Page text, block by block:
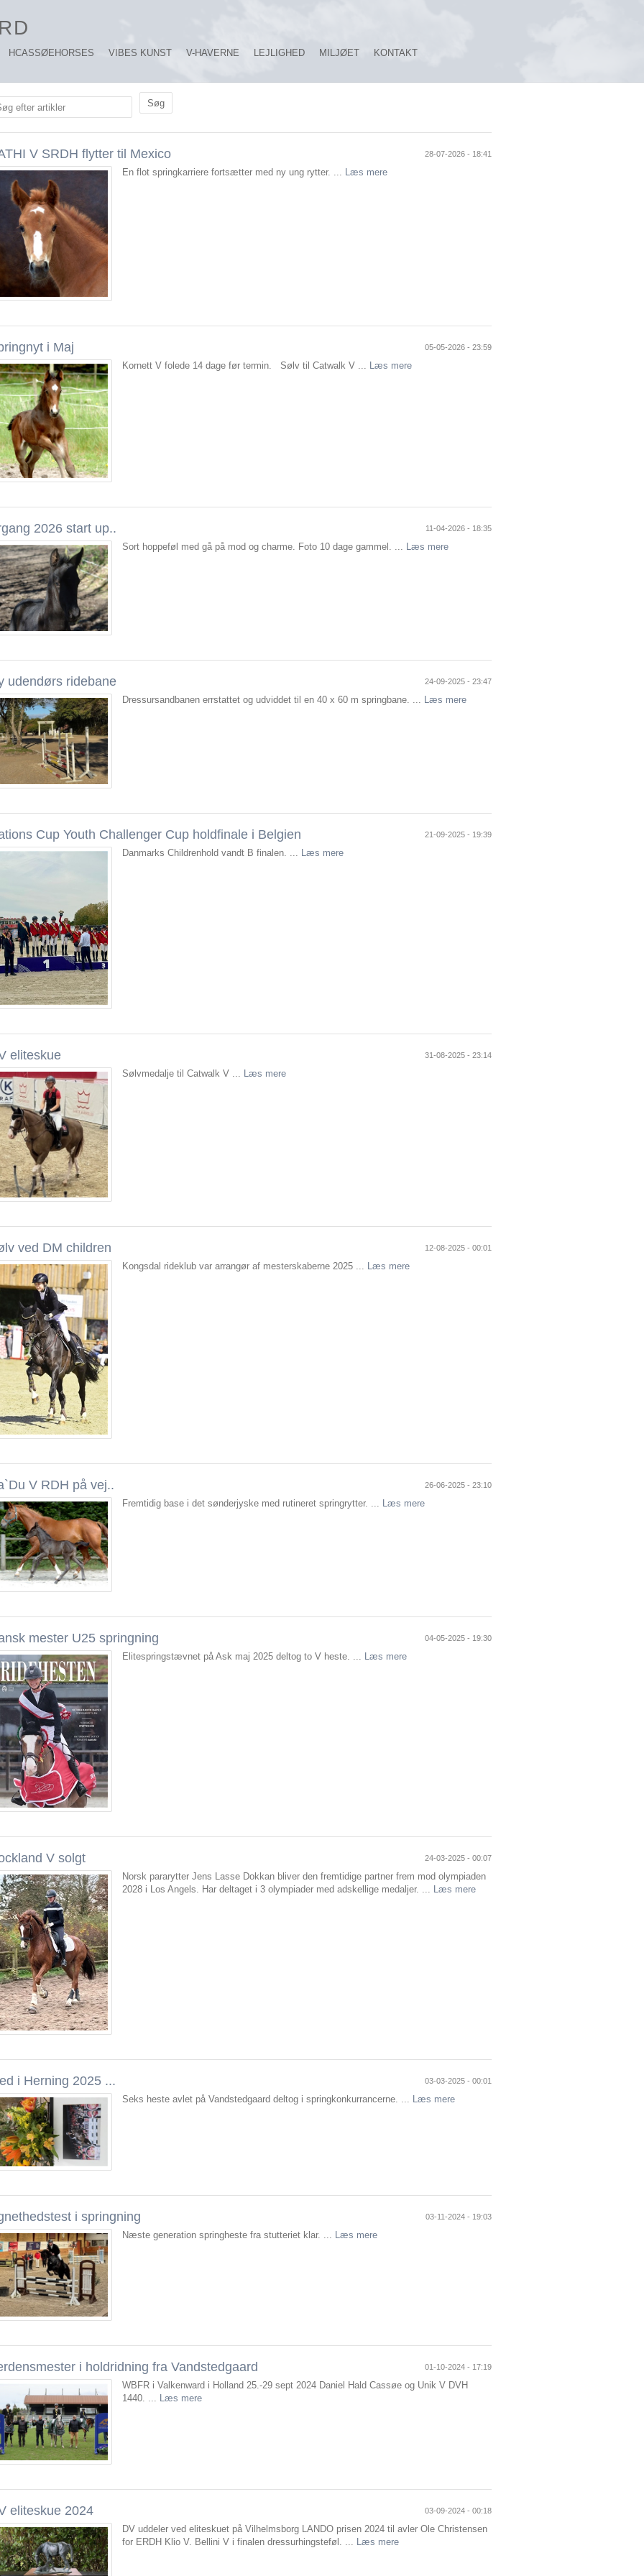
HCASSØEHORSES VIBES KUNST V-HAVERNE LEJLIGHED MILJØET KONTAKT
efter artikler
V SRDH flytter til Mexico 28-07-2026 - 18:41
En flot springkarriere fortsætter med ny ung rytter. ... Læs mere
i Maj 05-05-2026 - 23:59
Kornett V folede 14 dage før termin. Sølv til Catwalk V ... Læs mere
2026 start up.. 11-04-2026 - 18:35
Sort hoppeføl med gå på mod og charme. Foto 10 dage gammel. ... Læs mere
udendørs ridebane 24-09-2025 - 23:47
Dressursandbanen errstattet og udviddet til en 40 x 60 m springbane. ... Læs mere
Cup Youth Challenger Cup holdfinale i Belgien 21-09-2025 - 19:39
Danmarks Childrenhold vandt B finalen. ... Læs mere
eliteskue 31-08-2025 - 23:14
Sølvmedalje til Catwalk V ... Læs mere
ved DM children 12-08-2025 - 00:01
Kongsdal rideklub var arrangør af mesterskaberne 2025 ... Læs mere
V RDH på vej.. 26-06-2025 - 23:10
Fremtidig base i det sønderjyske med rutineret springrytter. ... Læs mere
mester U25 springning 04-05-2025 - 19:30
Elitespringstævnet på Ask maj 2025 deltog to V heste. ... Læs mere
V solgt 24-03-2025 - 00:07
Norsk pararytter Jens Lasse Dokkan bliver den fremtidige partner frem mod olympiaden
2028 i Los Angels. Har deltaget i 3 olympiader med adskellige medaljer. ... Læs mere
i Herning 2025 ... 03-03-2025 - 00:01
Seks heste avlet på Vandstedgaard deltog i springkonkurrancerne. ... Læs mere
i springning 03-11-2024 - 19:03
Næste generation springheste fra stutteriet klar. ... Læs mere
i holdridning fra Vandstedgaard 01-10-2024 - 17:19
WBFR i Valkenward i Holland 25.-29 sept 2024 Daniel Hald Cassøe og Unik V DVH
1440. ... Læs mere
eliteskue 2024 03-09-2024 - 00:18
DV uddeler ved eliteskuet på Vilhelmsborg LANDO prisen 2024 til avler Ole Christensen
for ERDH Klio V. Bellini V i finalen dressurhingsteføl. ...
Læs mere